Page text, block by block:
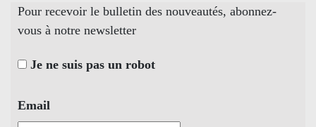
Pour recevoir le bulletin des nouveautés, abonnez-
vous à notre newsletter
Je ne suis pas un robot
Email